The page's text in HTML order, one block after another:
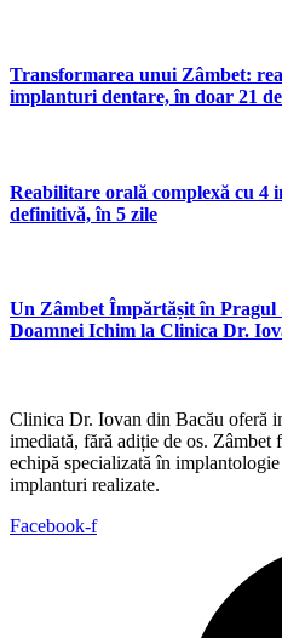
Transformarea unui Zâmbet:
implanturi dentare, în doar 21
Reabilitare orală complexă cu
definitivă, în 5 zile
Un Zâmbet Împărtășit în Pragul
Doamnei Ichim la Clinica Dr.
Clinica Dr. Iovan din Bacău oferă
imediată, fără adiție de os.
echipă specializată în
implanturi realizate.
Facebook-f